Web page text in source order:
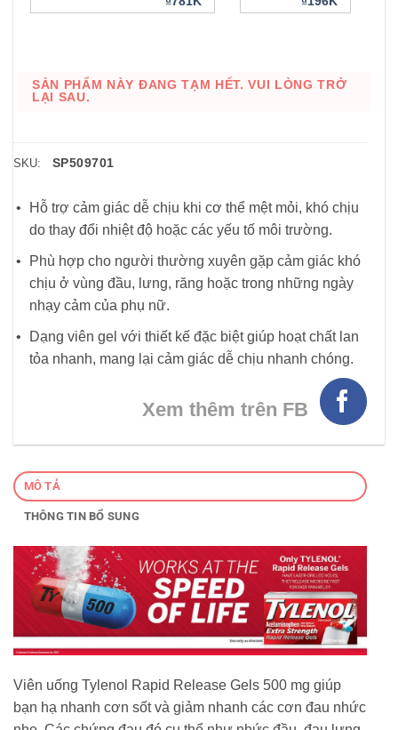
SẢN PHẨM NÀY ĐANG TẠM HẾT. VUI LÒNG TRỞ
LẠI SAU.
SKU: SP509701
Hỗ trợ cảm giác dễ chịu khi cơ thể mệt mỏi, khó chịu
do thay đổi nhiệt độ hoặc các yếu tố môi trường.
Phù hợp cho người thường xuyên gặp cảm giác khó
chịu ở vùng đầu, lưng, răng hoặc trong những ngày
nhạy cảm của phụ nữ.
Dạng viên gel với thiết kế đặc biệt giúp hoạt chất lan
tỏa nhanh, mang lại cảm giác dễ chịu nhanh chóng.
Xem thêm trên FB
MÔ TẢ
THÔNG TIN BỔ SUNG
Viên uống Tylenol Rapid Release Gels 500 mg giúp
bạn hạ nhanh cơn sốt và giảm nhanh các cơn đau nhức